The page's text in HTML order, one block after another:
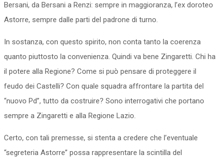
Bersani, da Bersani a Renzi: sempre in maggioranza, l’ex doroteo
Astorre, sempre dalle parti del padrone di turno.
In sostanza, con questo spirito, non conta tanto la coerenza
quanto piuttosto la convenienza. Quindi va bene Zingaretti. Chi ha
il potere alla Regione? Come si può pensare di proteggere il
feudo dei Castelli? Con quale squadra affrontare la partita del
“nuovo Pd”, tutto da costruire? Sono interrogativi che portano
sempre a Zingaretti e alla Regione Lazio.
Certo, con tali premesse, si stenta a credere che l’eventuale
“segreteria Astorre” possa rappresentare la scintilla del